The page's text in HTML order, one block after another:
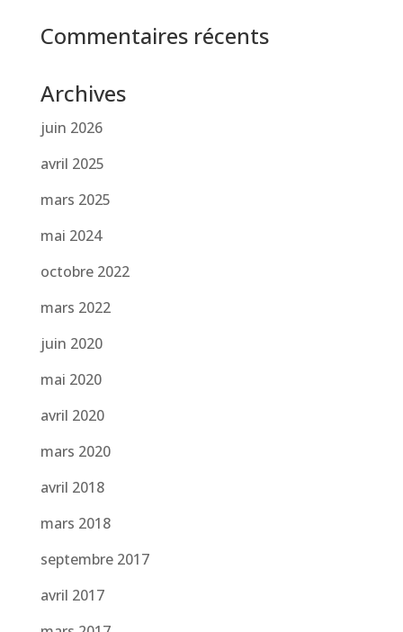
Commentaires récents
Archives
juin 2026
avril 2025
mars 2025
mai 2024
octobre 2022
mars 2022
juin 2020
mai 2020
avril 2020
mars 2020
avril 2018
mars 2018
septembre 2017
avril 2017